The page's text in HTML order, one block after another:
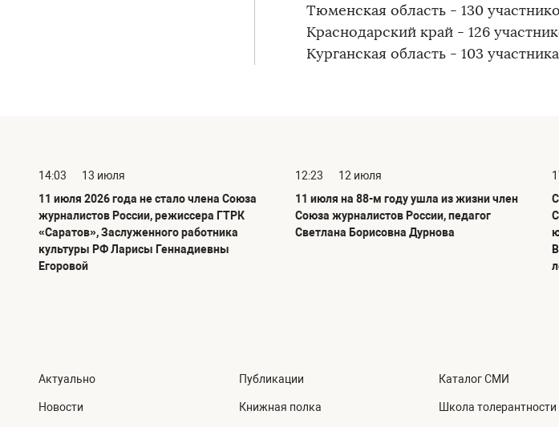
Тюменская область - 130
Краснодарский край - 126
Курганская область - 103
14:03
13 июля
11 июля 2026 года не стало члена Союза
журналистов России, режиссера ГТРК
«Саратов», Заслуженного работника
культуры РФ Ларисы Геннадиевны
Егоровой
12:23
12 июля
11 июля на 88-м году ушла из жизни член
Союза журналистов России, педагог
Светлана Борисовна Дурнова
Актуально
Новости
Публикации
Книжная полка
Каталог СМИ
Школа толерантности